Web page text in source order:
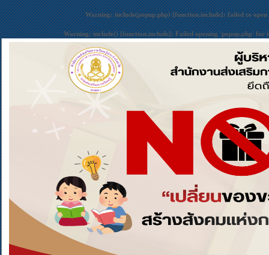
Warning: include(popup.php) [function.include]: failed to
Warning: include() [function.include]: Failed opening 'popup.php' for